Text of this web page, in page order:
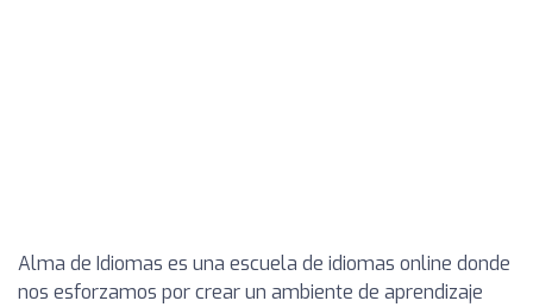
Alma de Idiomas es una escuela de idiomas online donde
nos esforzamos por crear un ambiente de aprendizaje